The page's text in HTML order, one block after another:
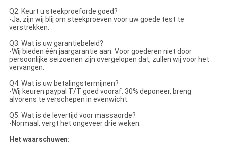
Q2: Keurt u steekproeforde goed?
-Ja, zijn wij blij om steekproeven voor uw goede test te
verstrekken.
Q3: Wat is uw garantiebeleid?
-Wij bieden één jaargarantie aan. Voor goederen niet door
persoonlijke seizoenen zijn overgelopen dat, zullen wij voor het
vervangen.
Q4: Wat is uw betalingstermijnen?
-Wij keuren paypal T/T goed vooraf. 30% deponeer, breng
alvorens te verschepen in evenwicht.
Q5: Wat is de levertijd voor massaorde?
-Normaal, vergt het ongeveer drie weken.
Het waarschuwen: